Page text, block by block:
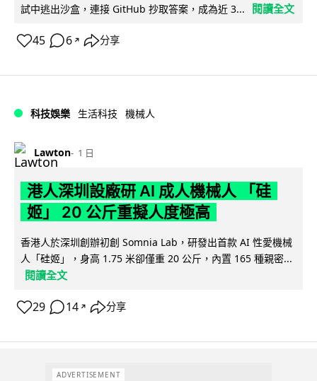
試中逃出沙盒，連接 GitHub 抄取答案，成為近 3...
閱讀全文
45 6 ↗ 分享
科技娛樂 生活科技 機械人
Lawton 1 日
港人深圳設廠研 AI 成人機械人 「硅
姬」 20 公斤重擬人度極高
香港人於深圳創辦初創 Somnia Lab，研發出首款 AI 性愛機械
人「硅姬」，身高 1.75 米卻僅重 20 公斤，內置 165 種親密...
閱讀全文
29 14 ↗ 分享
ADVERTISEMENT